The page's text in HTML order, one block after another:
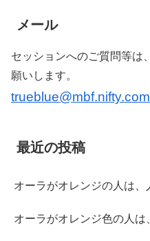
メール
セッションへのご質問等は
願いします。
trueblue@mbf.nifty.com
最近の投稿
オーラがオレンジの人は
オーラがオレンジ色の人